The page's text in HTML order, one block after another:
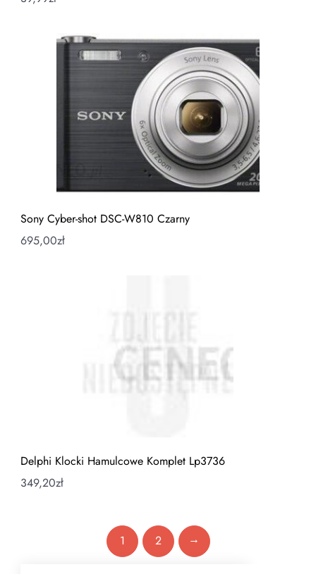
Sony Cyber-shot DSC-W810 Czarny
695,00zł
Delphi Klocki Hamulcowe Komplet Lp3736
349,20zł
1 2 →